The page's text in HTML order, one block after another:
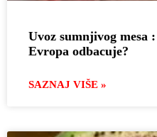
Uvoz sumnjivog mesa
Evropa odbacuje?
SAZNAJ VIŠE »